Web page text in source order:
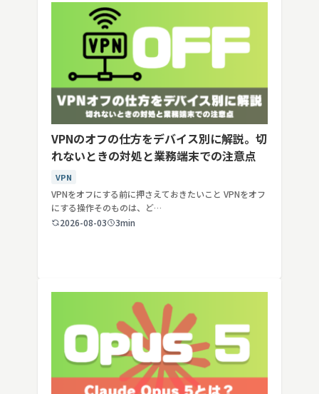
VPNのオフの仕方をデバイス別に解説。切
れないときの対処と業務端末での注意点
VPN
VPNをオフにする前に押さえておきたいこと VPNをオフ
にする操作そのものは、ど…
2026-08-03
3min